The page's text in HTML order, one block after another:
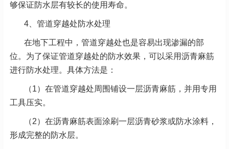
够保证防水层有较长的使用寿命。
4、 管道穿越处防水处理
在地下工程中，管道穿越处也是容易出现渗漏的部
位。为了保证管道穿越处的防水效果，可以采用沥青麻筋
进行防水处理。具体方法是：
（1）在管道穿越处周围铺设一层沥青麻筋，并用专用
工具压实。
（2）在沥青麻筋表面涂刷一层沥青砂浆或防水涂料，
形成完整的防水层。